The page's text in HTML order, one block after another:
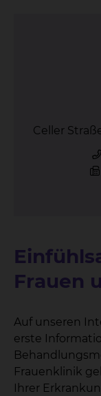
Celler
Frauen
Auf unseren
erste
Frauenklinik
Ihrer